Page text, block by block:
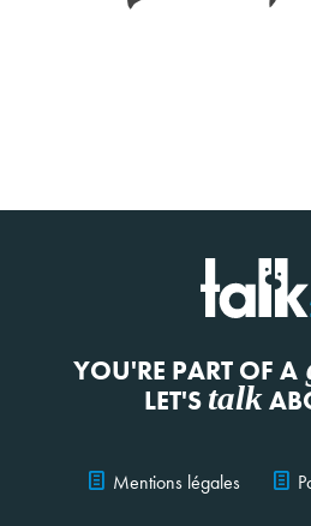
YOU'RE PART OF A
LET'S talk
Mentions légales